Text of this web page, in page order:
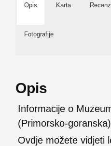
Opis Karta
Fotografije
Opis
Informacije o
(Primorsko-goranska)
Ovdje možete vidjeti